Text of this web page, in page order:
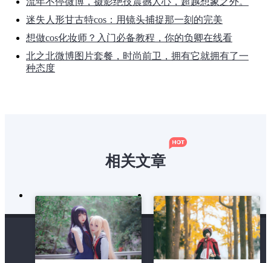
迷失人形甘古特cos：用镜头捕捉那一刻的完美
想做cos化妆师？入门必备教程，你的负卿在线看
北之北微博图片套餐，时尚前卫，拥有它就拥有了一
种态度
相关文章